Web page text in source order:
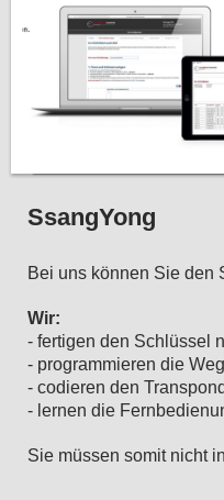
SsangYong
Bei uns können Sie den
Wir:
- fertigen den Schlüssel
- programmieren die
- codieren den
- lernen die
Sie müssen somit nicht